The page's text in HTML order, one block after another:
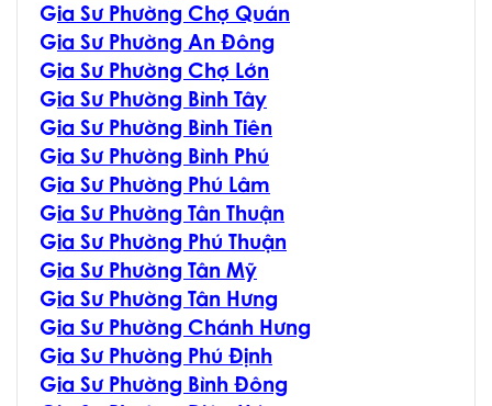
Gia Sư Phường Chợ Quán
Gia Sư Phường An Đông
Gia Sư Phường Chợ Lớn
Gia Sư Phường Bình Tây
Gia Sư Phường Bình Tiên
Gia Sư Phường Bình Phú
Gia Sư Phường Phú Lâm
Gia Sư Phường Tân Thuận
Gia Sư Phường Phú Thuận
Gia Sư Phường Tân Mỹ
Gia Sư Phường Tân Hưng
Gia Sư Phường Chánh Hưng
Gia Sư Phường Phú Định
Gia Sư Phường Bình Đông